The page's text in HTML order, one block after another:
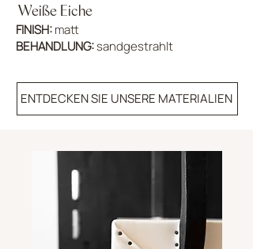
Weiße Eiche
FINISH:matt
BEHANDLUNG:sandgestrahlt
ENTDECKEN SIE UNSERE MATERIALIEN